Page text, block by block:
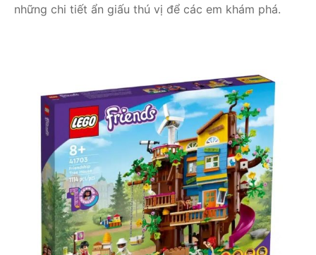
những chi tiết ẩn giấu thú vị để các em khám phá.